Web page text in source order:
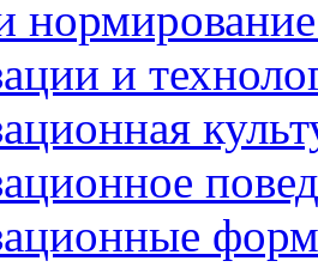
и